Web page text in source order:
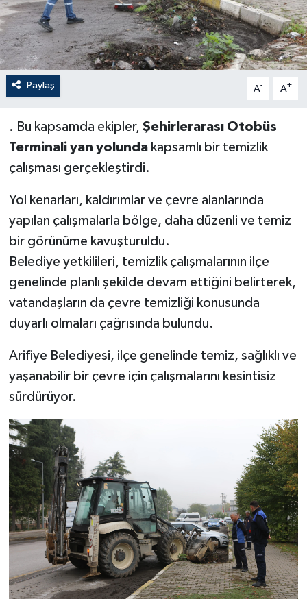
Paylaş A- A+
. Bu kapsamda ekipler, Şehirlerarası Otobüs
Terminali yan yolundakapsamlı bir temizlik
çalışması gerçekleştirdi.
Yol kenarları, kaldırımlar ve çevre alanlarında
yapılan çalışmalarla bölge, daha düzenli ve temiz
bir görünüme kavuşturuldu.
Belediye yetkilileri, temizlik çalışmalarının ilçe
genelinde planlı şekilde devam ettiğini belirterek,
vatandaşların da çevre temizliği konusunda
duyarlı olmaları çağrısında bulundu.
Arifiye Belediyesi, ilçe genelinde temiz, sağlıklı ve
yaşanabilir bir çevre için çalışmalarını kesintisiz
sürdürüyor.